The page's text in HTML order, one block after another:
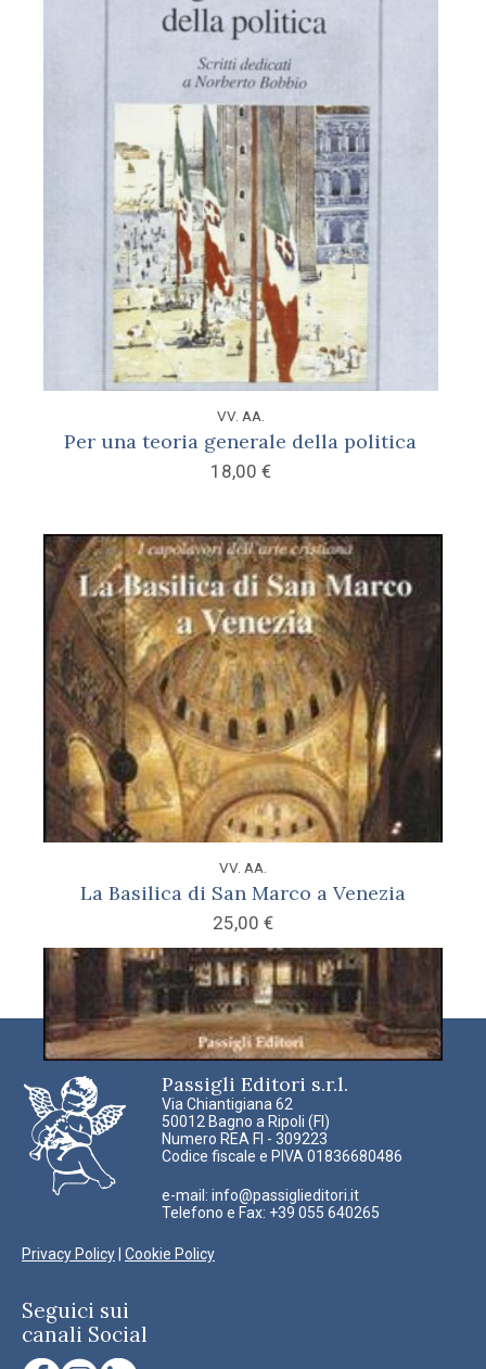
VV. AA.
Per una teoria generale della politica
18,00 €
VV. AA.
La Basilica di San Marco a Venezia
25,00 €
Passigli Editori s.r.l.
Via Chiantigiana 62
50012 Bagno a Ripoli (FI)
Numero REA FI - 309223
Codice fiscale e PIVA 01836680486
e-mail: info@passiglieditori.it
Telefono e Fax: +39 055 640265
Privacy Policy Cookie Policy
Seguici sui
canali Social